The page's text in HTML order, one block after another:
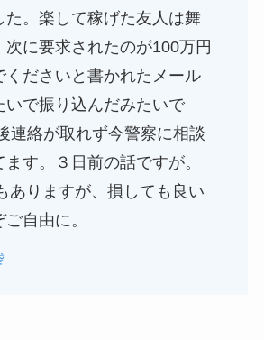
た。楽して稼げた友人は舞
次に要求されたのが100万円
くださいと書かれたメール
いで振り込んだみたいで
連絡が取れず今警察に相談
ます。３日前の話ですが。
ありますが、損しても良い
自由に。